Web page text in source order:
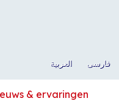
العربية فارسی
& ervaringen